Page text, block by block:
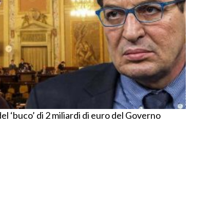
‘buco’ di 2 miliardi di euro del Governo